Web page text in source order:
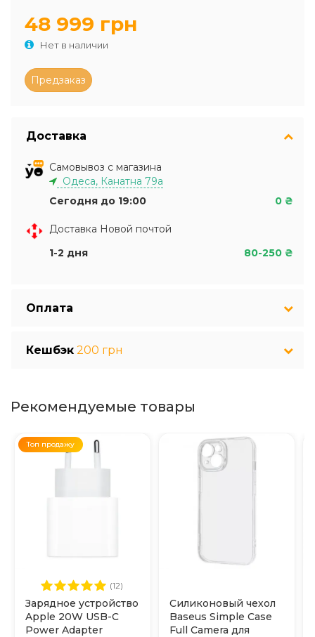
48 999 грн
Нет в наличии
Доставка
Самовывоз с магазина
Одеса, Канатна 79а
Сегодня до 19:00
0 ₴
Доставка Новой почтой
1-2 дня
80-250 ₴
Оплата
Кешбэк 200 грн
Рекомендуемые товары
Топ продажу
(12)
Зарядное устройство
Apple 20W USB-C
Power Adapter
Силиконовый чехол
Baseus Simple Case
Full Camera для